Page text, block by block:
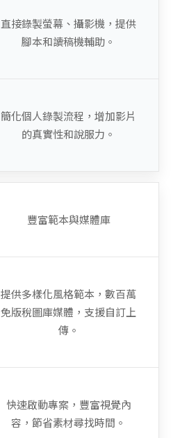
直接錄製螢幕、攝影機，提供
腳本和讀稿機輔助。
簡化個人錄製流程，增加影片
的真實性和說服力。
豐富範本與媒體庫
提供多樣化風格範本，數百萬
免版稅圖庫媒體，支援自訂上
傳。
快速啟動專案，豐富視覺內
容，節省素材尋找時間。